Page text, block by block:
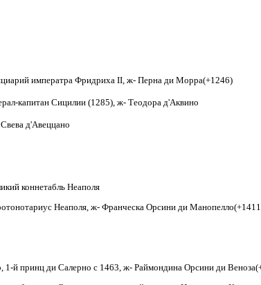
императра Фридриха II, ж- Перна ди Морра(+1246)
капитан Сицилии (1285), ж- Теодора д'Аквино
д'Авеццано
коннетабль Неаполя
Неаполя, ж- Франческа Орсини ди
й принц ди Салерно с 1463, ж- Раймондина Орсини ди